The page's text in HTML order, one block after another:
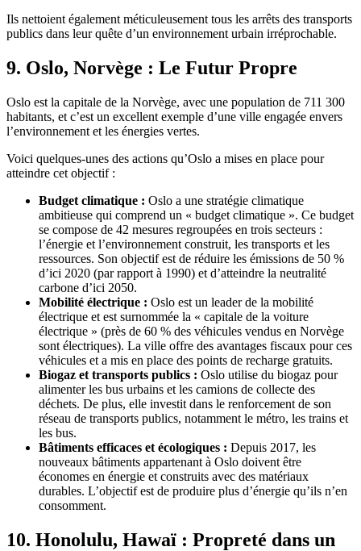
Ils nettoient également méticuleusement tous les arrêts des transports
publics dans leur quête d’un environnement urbain irréprochable.
9. Oslo, Norvège : Le Futur Propre
Oslo est la capitale de la Norvège, avec une population de 711 300
habitants, et c’est un excellent exemple d’une ville engagée envers
l’environnement et les énergies vertes.
Voici quelques-unes des actions qu’Oslo a mises en place pour
atteindre cet objectif :
Budget climatique : Oslo a une stratégie climatique
ambitieuse qui comprend un « budget climatique ». Ce budget
se compose de 42 mesures regroupées en trois secteurs :
l’énergie et l’environnement construit, les transports et les
ressources. Son objectif est de réduire les émissions de 50 %
d’ici 2020 (par rapport à 1990) et d’atteindre la neutralité
carbone d’ici 2050.
Mobilité électrique : Oslo est un leader de la mobilité
électrique et est surnommée la « capitale de la voiture
électrique » (près de 60 % des véhicules vendus en Norvège
sont électriques). La ville offre des avantages fiscaux pour ces
véhicules et a mis en place des points de recharge gratuits.
Biogaz et transports publics : Oslo utilise du biogaz pour
alimenter les bus urbains et les camions de collecte des
déchets. De plus, elle investit dans le renforcement de son
réseau de transports publics, notamment le métro, les trains et
les bus.
Bâtiments efficaces et écologiques : Depuis 2017, les
nouveaux bâtiments appartenant à Oslo doivent être
économes en énergie et construits avec des matériaux
durables. L’objectif est de produire plus d’énergie qu’ils n’en
consomment.
10. Honolulu, Hawaï : Propreté dans un